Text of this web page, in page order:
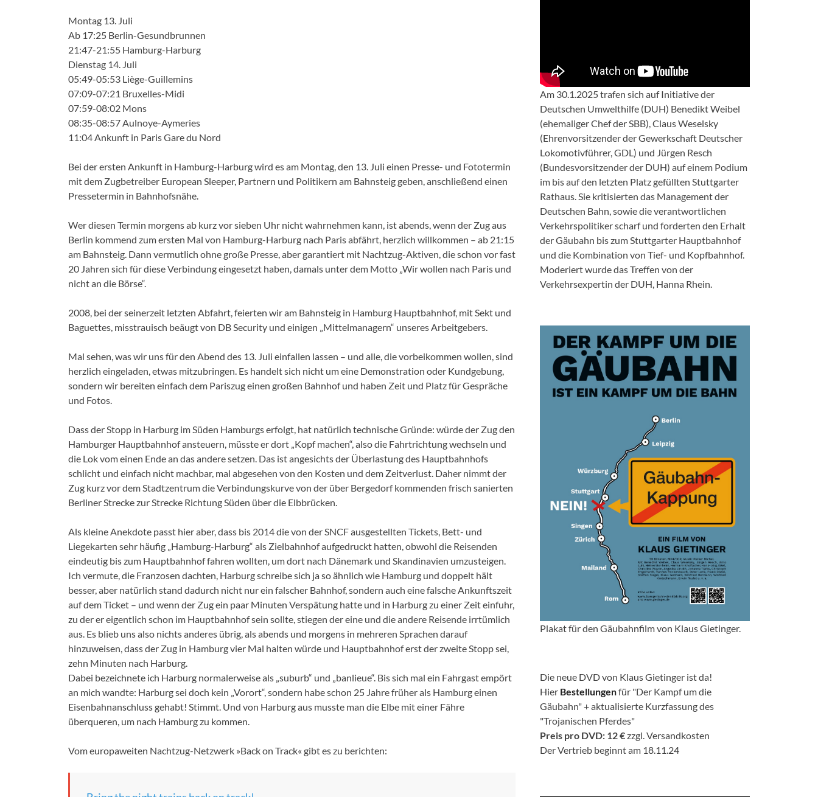
Montag 13. Juli
Ab 17:25 Berlin-Gesundbrunnen
21:47-21:55 Hamburg-Harburg
Dienstag 14. Juli
05:49-05:53 Liège-Guillemins
07:09-07:21 Bruxelles-Midi
07:59-08:02 Mons
08:35-08:57 Aulnoye-Aymeries
11:04 Ankunft in Paris Gare du Nord
Bei der ersten Ankunft in Hamburg-Harburg wird es am Montag, den 13. Juli einen Presse- und Fototermin
mit dem Zugbetreiber European Sleeper, Partnern und Politikern am Bahnsteig geben, anschließend einen
Pressetermin in Bahnhofsnähe.
Wer diesen Termin morgens ab kurz vor sieben Uhr nicht wahrnehmen kann, ist abends, wenn der Zug aus
Berlin kommend zum ersten Mal von Hamburg-Harburg nach Paris abfährt, herzlich willkommen – ab 21:15
am Bahnsteig. Dann vermutlich ohne große Presse, aber garantiert mit Nachtzug-Aktiven, die schon vor fast
20 Jahren sich für diese Verbindung eingesetzt haben, damals unter dem Motto „Wir wollen nach Paris und
nicht an die Börse“.
2008, bei der seinerzeit letzten Abfahrt, feierten wir am Bahnsteig in Hamburg Hauptbahnhof, mit Sekt und
Baguettes, misstrauisch beäugt von DB Security und einigen „Mittelmanagern“ unseres Arbeitgebers.
Mal sehen, was wir uns für den Abend des 13. Juli einfallen lassen – und alle, die vorbeikommen wollen, sind
herzlich eingeladen, etwas mitzubringen. Es handelt sich nicht um eine Demonstration oder Kundgebung,
sondern wir bereiten einfach dem Pariszug einen großen Bahnhof und haben Zeit und Platz für Gespräche
und Fotos.
Dass der Stopp in Harburg im Süden Hamburgs erfolgt, hat natürlich technische Gründe: würde der Zug den
Hamburger Hauptbahnhof ansteuern, müsste er dort „Kopf machen“, also die Fahrtrichtung wechseln und
die Lok vom einen Ende an das andere setzen. Das ist angesichts der Überlastung des Hauptbahnhofs
schlicht und einfach nicht machbar, mal abgesehen von den Kosten und dem Zeitverlust. Daher nimmt der
Zug kurz vor dem Stadtzentrum die Verbindungskurve von der über Bergedorf kommenden frisch sanierten
Berliner Strecke zur Strecke Richtung Süden über die Elbbrücken.
Als kleine Anekdote passt hier aber, dass bis 2014 die von der SNCF ausgestellten Tickets, Bett- und
Liegekarten sehr häufig „Hamburg-Harburg“ als Zielbahnhof aufgedruckt hatten, obwohl die Reisenden
eindeutig bis zum Hauptbahnhof fahren wollten, um dort nach Dänemark und Skandinavien umzusteigen.
Ich vermute, die Franzosen dachten, Harburg schreibe sich ja so ähnlich wie Hamburg und doppelt hält
besser, aber natürlich stand dadurch nicht nur ein falscher Bahnhof, sondern auch eine falsche Ankunftszeit
auf dem Ticket – und wenn der Zug ein paar Minuten Verspätung hatte und in Harburg zu einer Zeit einfuhr,
zu der er eigentlich schon im Hauptbahnhof sein sollte, stiegen der eine und die andere Reisende irrtümlich
aus. Es blieb uns also nichts anderes übrig, als abends und morgens in mehreren Sprachen darauf
hinzuweisen, dass der Zug in Hamburg vier Mal halten würde und Hauptbahnhof erst der zweite Stopp sei,
zehn Minuten nach Harburg.
Dabei bezeichnete ich Harburg normalerweise als „suburb“ und „banlieue“. Bis sich mal ein Fahrgast empört
an mich wandte: Harburg sei doch kein „Vorort“, sondern habe schon 25 Jahre früher als Hamburg einen
Eisenbahnanschluss gehabt! Stimmt. Und von Harburg aus musste man die Elbe mit einer Fähre
überqueren, um nach Hamburg zu kommen.
Vom europaweiten Nachtzug-Netzwerk »Back on Track« gibt es zu berichten:
Am 30.1.2025 trafen sich auf Initiative der
Deutschen Umwelthilfe (DUH) Benedikt Weibel
(ehemaliger Chef der SBB), Claus Weselsky
(Ehrenvorsitzender der Gewerkschaft Deutscher
Lokomotivführer, GDL) und Jürgen Resch
(Bundesvorsitzender der DUH) auf einem Podium
im bis auf den letzten Platz gefüllten Stuttgarter
Rathaus. Sie kritisierten das Management der
Deutschen Bahn, sowie die verantwortlichen
Verkehrspolitiker scharf und forderten den Erhalt
der Gäubahn bis zum Stuttgarter Hauptbahnhof
und die Kombination von Tief- und Kopfbahnhof.
Moderiert wurde das Treffen von der
Verkehrsexpertin der DUH, Hanna Rhein.
Plakat für den Gäubahnfilm von Klaus Gietinger.
Die neue DVD von Klaus Gietinger ist da!
Hier Bestellungenfür "Der Kampf um die
Gäubahn" + aktualisierte Kurzfassung des
"Trojanischen Pferdes"
Preis pro DVD: 12 €zzgl. Versandkosten
Der Vertrieb beginnt am 18.11.24